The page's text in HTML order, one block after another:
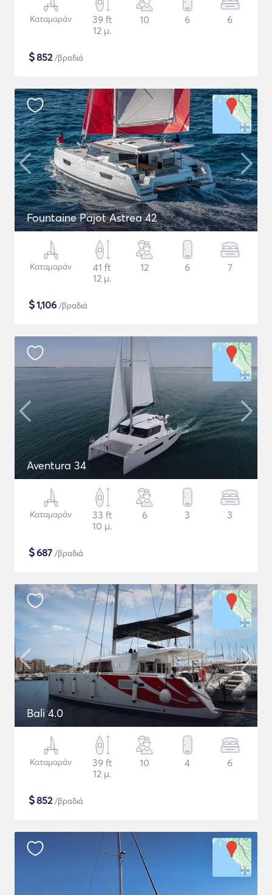
Καταμαράν
39 ft
12 μ.
10 6 6
$852/βραδιά
Fountaine Pajot Astrea 42
Καταμαράν
41 ft
12 μ.
12 6 7
$1,106 /βραδιά
Aventura 34
Καταμαράν
33 ft
10 μ.
6 3 3
$687 /βραδιά
Bali 4.0
Καταμαράν
39 ft
12 μ.
10 4 6
$852/βραδιά